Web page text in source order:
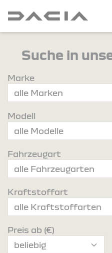
Suche in
Marke
Modell
Fahrzeugart
Kraftstoffart
Preis ab (€)